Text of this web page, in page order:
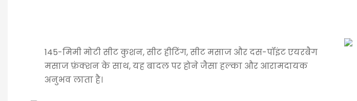
145-मिमी मोटी सीट कुशन, सीट हीटिंग, सीट मसाज और दस-पॉइंट एयरबैग
मसाज फ़ंक्शन के साथ, यह बादल पर होने जैसा हल्का और आरामदायक
अनुभव लाता है।